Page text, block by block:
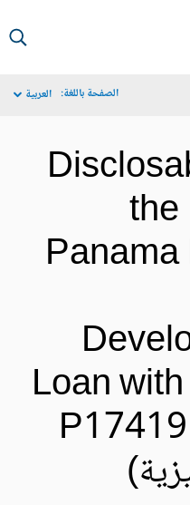
الصفحة باللغة: العربية
Loan